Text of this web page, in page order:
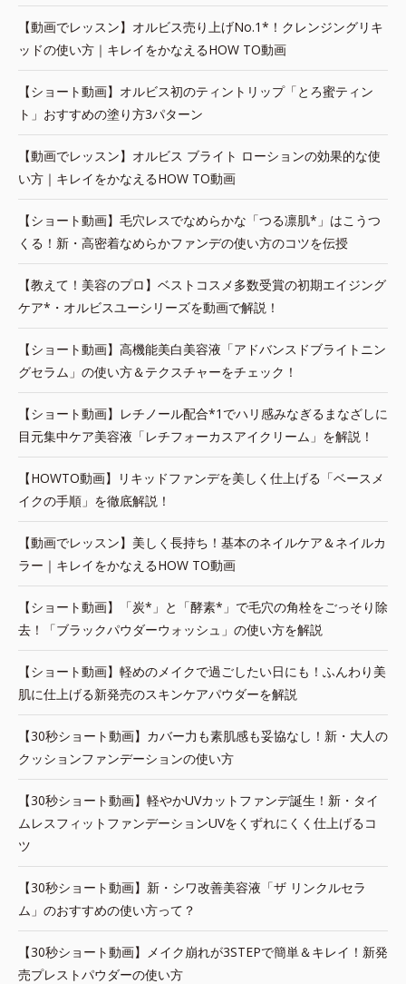
【動画でレッスン】オルビス売り上げNo.1*！クレンジングリキ
ッドの使い方｜キレイをかなえるHOW TO動画
【ショート動画】オルビス初のティントリップ「とろ蜜ティン
ト」おすすめの塗り方3パターン
【動画でレッスン】オルビス ブライト ローションの効果的な使
い方｜キレイをかなえるHOW TO動画
【ショート動画】毛穴レスでなめらかな「つる凛肌*」はこうつ
くる！新・高密着なめらかファンデの使い方のコツを伝授
【教えて！美容のプロ】ベストコスメ多数受賞の初期エイジング
ケア*・オルビスユーシリーズを動画で解説！
【ショート動画】高機能美白美容液「アドバンスドブライトニン
グセラム」の使い方＆テクスチャーをチェック！
【ショート動画】レチノール配合*1でハリ感みなぎるまなざしに
目元集中ケア美容液「レチフォーカスアイクリーム」を解説！
【HOWTO動画】リキッドファンデを美しく仕上げる「ベースメ
イクの手順」を徹底解説！
【動画でレッスン】美しく長持ち！基本のネイルケア＆ネイルカ
ラー｜キレイをかなえるHOW TO動画
【ショート動画】「炭*」と「酵素*」で毛穴の角栓をごっそり除
去！「ブラックパウダーウォッシュ」の使い方を解説
【ショート動画】軽めのメイクで過ごしたい日にも！ふんわり美
肌に仕上げる新発売のスキンケアパウダーを解説
【30秒ショート動画】カバー力も素肌感も妥協なし！新・大人の
クッションファンデーションの使い方
【30秒ショート動画】軽やかUVカットファンデ誕生！新・タイ
ムレスフィットファンデーションUVをくずれにくく仕上げるコ
ツ
【30秒ショート動画】新・シワ改善美容液「ザ リンクルセラ
ム」のおすすめの使い方って？
【30秒ショート動画】メイク崩れが3STEPで簡単＆キレイ！新発
売プレストパウダーの使い方